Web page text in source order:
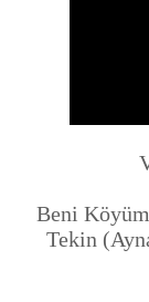
Beni
Tekin